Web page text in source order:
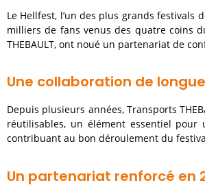
Le Hellfest, l’un des plus grands
milliers de fans venus des quatre coins
THEBAULT, ont noué un partenariat de
Une collaboration de
Depuis plusieurs années, Transports
réutilisables, un élément essentiel pour
contribuant au bon déroulement du
Un partenariat renforcé en